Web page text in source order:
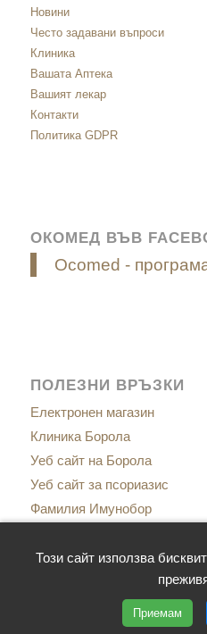
Новини
Често задавани въпроси
Клиника
Вашата Аптека
Вашият лекар
Контакти
Политика GDPR
ОКОМЕД ВЪВ
Ocomed -
ПОЛЕЗНИ ВРЪЗКИ
Електронен магазин
Клиника Борола
Уеб сайт на Борола
Уеб сайт за псориазис
Фамилия Имунобор
Сайт за имунитет
Този сайт използва
Приемам